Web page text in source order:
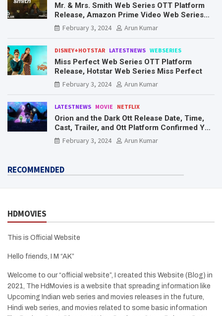
Mr. & Mrs. Smith Web Series OTT Platform
Release, Amazon Prime Video Web Series
Mr. & Mrs. Smith
February 3, 2024 Arun Kumar
DISNEY+HOTSTAR LATESTNEWS WEBSERIES
Miss Perfect Web Series OTT Platform
Release, Hotstar Web Series Miss Perfect
February 3, 2024
Arun Kumar
LATESTNEWS MOVIE NETFLIX
Orion and the Dark Ott Release Date, Time,
Cast, Trailer, and Ott Platform Confirmed You
Need To Know Here
February 3, 2024 Arun Kumar
RECOMMENDED
HDMOVIES
This is Official Website
Hello friends, I M “AK”
Welcome to our “official website”, I created this Website (Blog) in
2021, The HdMovies is a website that spreading information like
Upcoming Indian web series and movies releases in the future,
Hindi web series, and movies related to some basic information